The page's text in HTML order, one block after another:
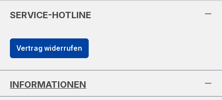
SERVICE-HOTLINE
Vertrag widerrufen
INFORMATIONEN